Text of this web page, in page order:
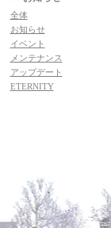
全体
お知らせ
イベント
メンテナンス
アップデート
ETERNITY